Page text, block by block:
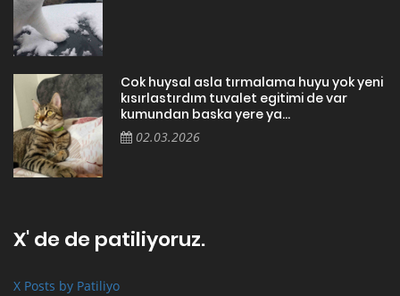
Cok huysal asla tırmalama huyu yok yeni
kısırlastırdım tuvalet egitimi de var
kumundan baska yere ya...
02.03.2026
X' de de patiliyoruz.
X Posts by Patiliyo